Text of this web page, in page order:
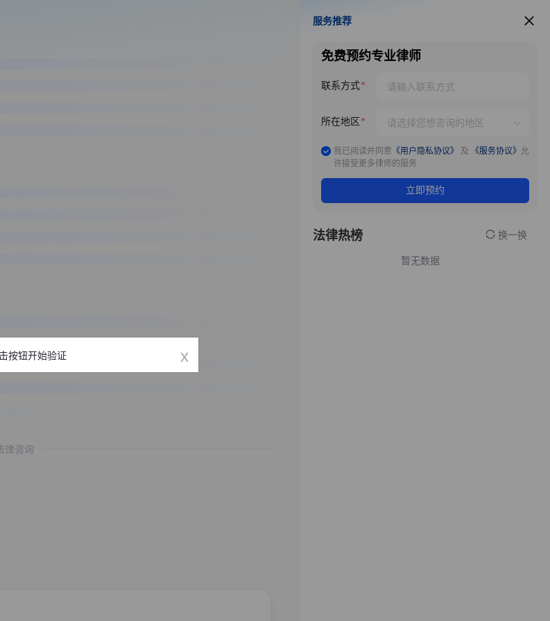
律咨询
服务推荐
服务推荐
免费预约专业律师
联系方式
所在地区
我已阅读并同意 《用户隐私协议》 及 《服务协议》 允
许接受更多律师的服务
立即预约
法律热榜 换一换
暂无数据
按钮开始验证 x